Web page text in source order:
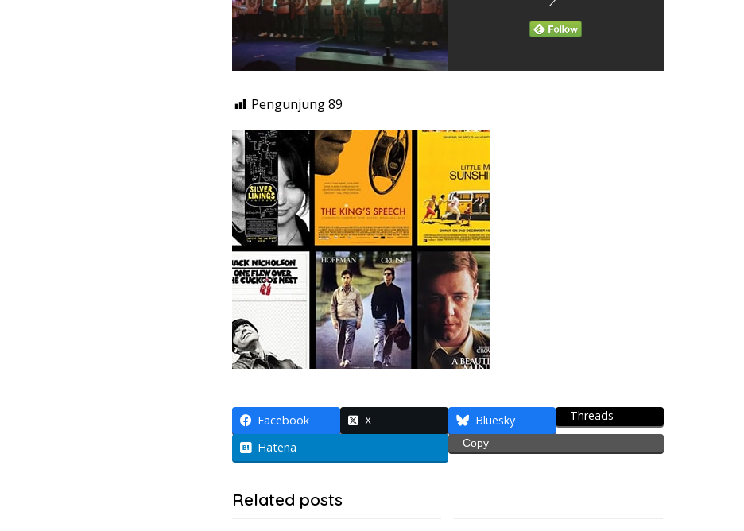
Pengunjung89
Facebook X Bluesky Threads
Hatena Copy
Related posts